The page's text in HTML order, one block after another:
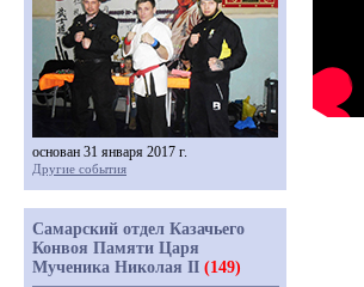
основан 31 января 2017 г.
Другие события
Самарский отдел Казачьего
Конвоя Памяти Царя
Мученика Николая II (149)